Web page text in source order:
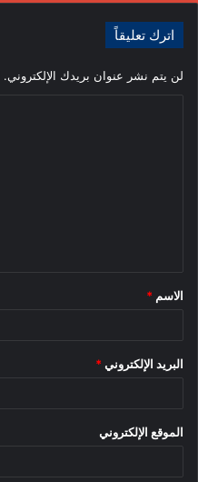
اترك تعليقاً
لن يتم نشر عنوان بريدك الإلكتروني.
*
الاسم *
البريد الإلكتروني *
الموقع الإلكتروني